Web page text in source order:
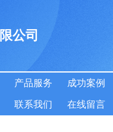
公司
产品服务 成功案例
联系我们 在线留言